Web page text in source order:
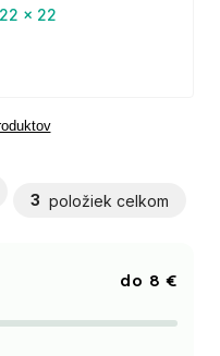
x 22
3 položiek celkom
8 €